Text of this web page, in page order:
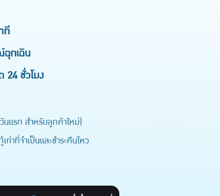
ที
ฉุกเฉิน
24 ชั่วโมง
แรก สำหรับลูกค้าใหม่)
าที่จำเป็นและชำระคืนไหว